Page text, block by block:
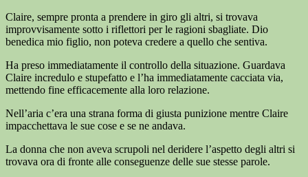
Claire, sempre pronta a prendere in giro gli altri, si trovava
improvvisamente sotto i riflettori per le ragioni sbagliate. Dio
benedica mio figlio, non poteva credere a quello che sentiva.
Ha preso immediatamente il controllo della situazione. Guardava
Claire incredulo e stupefatto e l’ha immediatamente cacciata via,
mettendo fine efficacemente alla loro relazione.
Nell’aria c’era una strana forma di giusta punizione mentre Claire
impacchettava le sue cose e se ne andava.
La donna che non aveva scrupoli nel deridere l’aspetto degli altri si
trovava ora di fronte alle conseguenze delle sue stesse parole.